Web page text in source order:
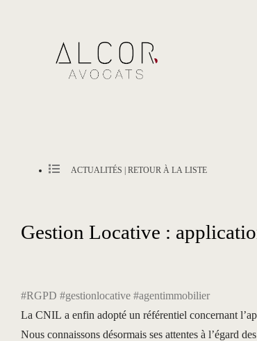
ACTUALITÉS | RETOUR À LA LISTE
Gestion Locative :
#RGPD #gestionlocative #agentimmobilier
La CNIL a enfin adopté un référentiel concernant
Nous connaissons désormais ses attentes à l’égard